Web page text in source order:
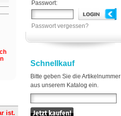
ist.
Passwort:
Passwort vergessen?
Schnellkauf
Bitte geben Sie die Artikelnummer
aus unserem Katalog ein.